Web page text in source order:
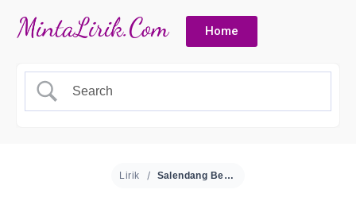
Home
Lirik Salendang Beng Beng – Arghana Trio ft Anita Sibuea